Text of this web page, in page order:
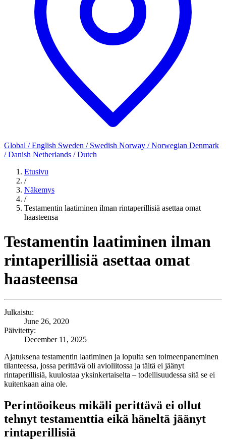
Global / English Sweden / Swedish Norway / Norwegian Denmark
/ Danish Netherlands / Dutch
Etusivu
/
Näkemys
/
Testamentin laatiminen ilman rintaperillisiä asettaa omat
haasteensa
Testamentin laatiminen ilman
rintaperillisiä asettaa omat
haasteensa
Julkaistu:
June 26, 2020
Päivitetty:
December 11, 2025
Ajatuksena testamentin laatiminen ja lopulta sen toimeenpaneminen
tilanteessa, jossa perittävä oli avioliitossa ja tältä ei jäänyt
rintaperillisiä, kuulostaa yksinkertaiselta – todellisuudessa sitä se ei
kuitenkaan aina ole.
Perintöoikeus mikäli perittävä ei ollut
tehnyt testamenttia eikä häneltä jäänyt
rintaperillisiä